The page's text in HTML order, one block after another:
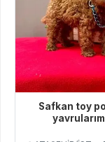
Safkan toy